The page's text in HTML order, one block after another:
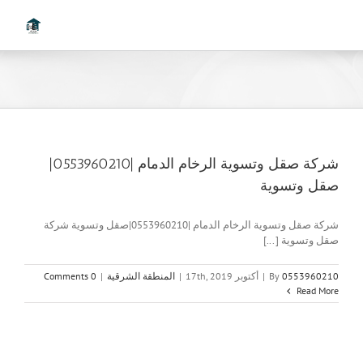
شركة صقل وتسوية الرخام الدمام |0553960210|
صقل وتسوية
شركة صقل وتسوية الرخام الدمام |0553960210|صقل وتسوية شركة
صقل وتسوية [...]
By 0553960210
| أكتوبر 17th, 2019 | المنطقة الشرقية |
0 Comments
Read More